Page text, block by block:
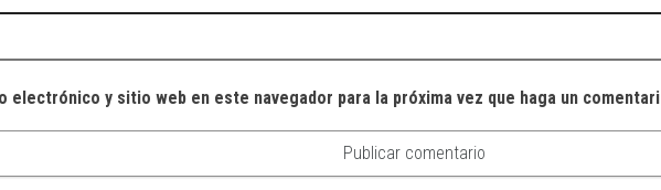
electrónico y sitio web en este navegador para la próxima vez que haga un